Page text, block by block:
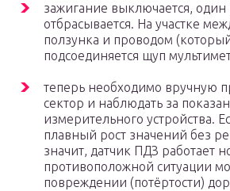
зажигание выключается, один
отбрасывается. На участке
ползунка и проводом (который
подсоединяется щуп
теперь необходимо вручную
сектор и наблюдать за
измерительного устройства.
плавный рост значений без
значит, датчик ПДЗ работает
противоположной ситуации
повреждении (потёртости)